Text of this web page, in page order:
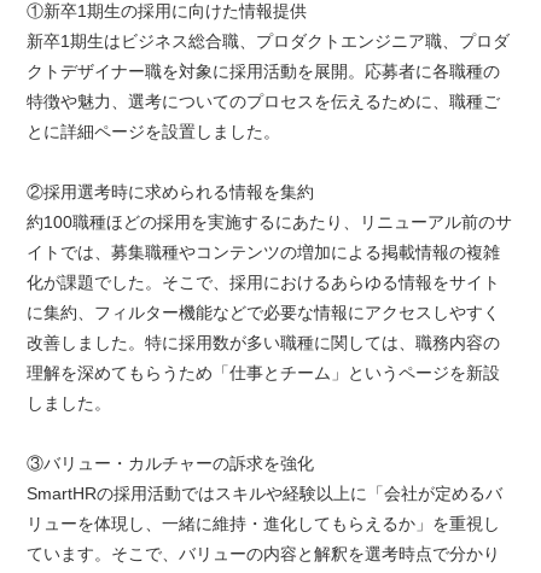
①新卒1期生の採用に向けた情報提供
新卒1期生はビジネス総合職、プロダクトエンジニア職、プロダ
クトデザイナー職を対象に採用活動を展開。応募者に各職種の
特徴や魅力、選考についてのプロセスを伝えるために、職種ご
とに詳細ページを設置しました。
②採用選考時に求められる情報を集約
約100職種ほどの採用を実施するにあたり、リニューアル前のサ
イトでは、募集職種やコンテンツの増加による掲載情報の複雑
化が課題でした。そこで、採用におけるあらゆる情報をサイト
に集約、フィルター機能などで必要な情報にアクセスしやすく
改善しました。特に採用数が多い職種に関しては、職務内容の
理解を深めてもらうため「仕事とチーム」というページを新設
しました。
③バリュー・カルチャーの訴求を強化
SmartHRの採用活動ではスキルや経験以上に「会社が定めるバ
リューを体現し、一緒に維持・進化してもらえるか」を重視し
ています。そこで、バリューの内容と解釈を選考時点で分かり